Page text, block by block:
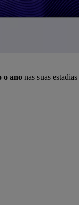
o ano nas suas